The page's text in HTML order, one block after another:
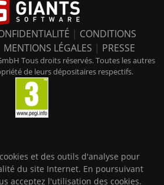
| CONDITIONS
MENTIONS LÉGALES | PRESSE
Tous droits réservés. Toutes les autres
de leurs dépositaires respectifs.
et des outils d'analyse pour
du site Internet. En poursuivant
acceptez l'utilisation des cookies.